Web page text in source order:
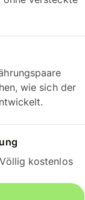
wie sich der
kostenlos